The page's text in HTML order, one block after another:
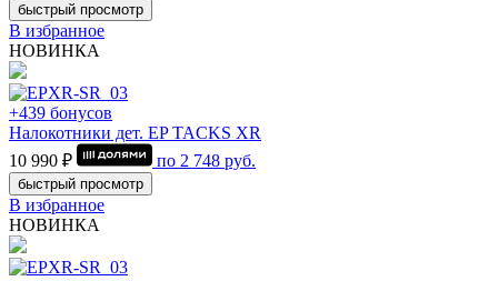
быстрый просмотр
В избранное
НОВИНКА
+439 бонусов
Налокотники дет. EP TACKS XR
10 990 ₽
по 2 748 руб.
быстрый просмотр
В избранное
НОВИНКА